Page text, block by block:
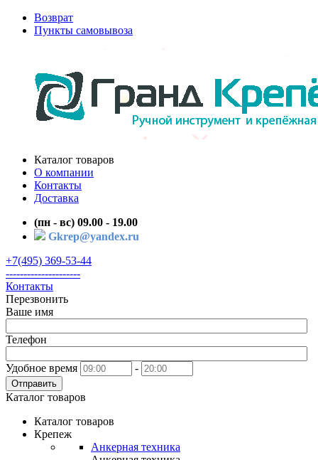
Возврат
Пункты самовывоза
Каталог товаров
О компании
Контакты
Доставка
(пн - вс) 09.00 - 19.00
Gkrep@yandex.ru
+7(495) 369-53-44
---------------------
Контакты
Перезвонить
Ваше имя
Телефон
Удобное время -
Отправить
Каталог товаров
Каталог товаров
Крепеж
Анкерная техника